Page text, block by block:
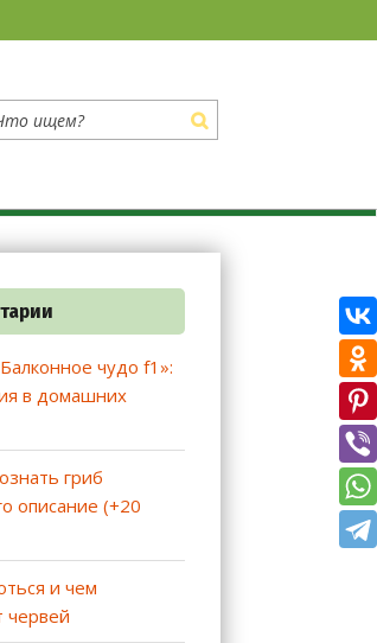
чудо f1»:
в домашних
гриб
описание (+20
и чем
червей